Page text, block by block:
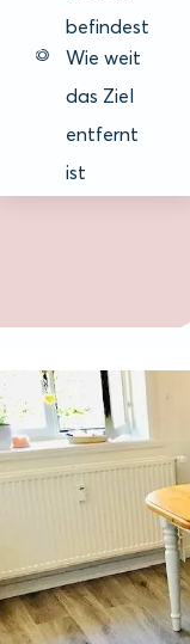
befindest
Wie weit
das Ziel
entfernt
ist
Es wurden 1
Ohl Dörp 10
Wrixum auf